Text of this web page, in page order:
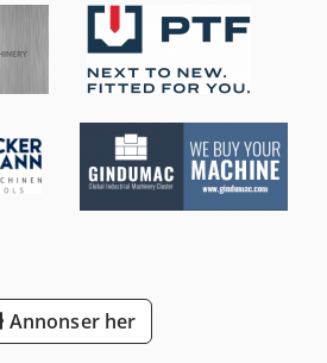
Ny CE-inspeksjon i 2003 fra
tilgjengelig) Nytt
DNC 1200
Annonser her